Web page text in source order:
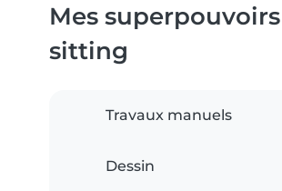
Mes
sitting
Travaux manuels
Dessin